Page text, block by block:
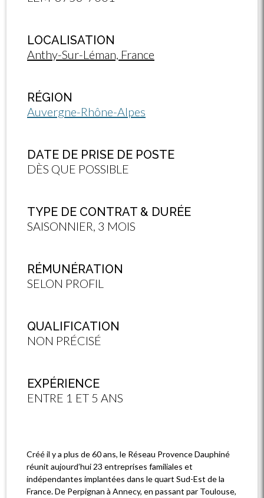
LOCALISATION
Anthy-Sur-Léman, France
RÉGION
Auvergne-Rhône-Alpes
DATE DE PRISE DE POSTE
DÈS QUE POSSIBLE
TYPE DE CONTRAT & DURÉE
SAISONNIER, 3 MOIS
RÉMUNÉRATION
SELON PROFIL
QUALIFICATION
NON PRÉCISÉ
EXPÉRIENCE
ENTRE 1 ET 5 ANS
Créé il y a plus de 60 ans, le Réseau Provence Dauphiné
réunit aujourd’hui 23 entreprises familiales et
indépendantes implantées dans le quart Sud-Est de la
France. De Perpignan à Annecy, en passant par Toulouse,